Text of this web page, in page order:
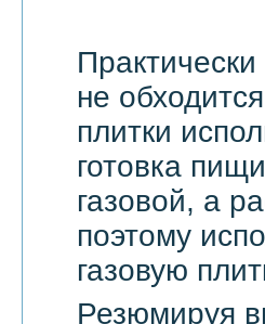
не
плитки
готовка
газовой, а
поэтому
газовую
Резюмируя